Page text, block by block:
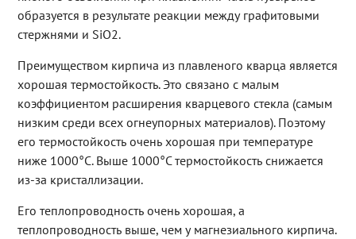
образуется в результате реакции между графитовыми
стержнями и SiO2.
Преимуществом кирпича из плавленого кварца является
хорошая термостойкость. Это связано с малым
коэффициентом расширения кварцевого стекла (самым
низким среди всех огнеупорных материалов). Поэтому
его термостойкость очень хорошая при температуре
ниже 1000°C. Выше 1000°C термостойкость снижается
из-за кристаллизации.
Его теплопроводность очень хорошая, а
теплопроводность выше, чем у магнезиального кирпича.